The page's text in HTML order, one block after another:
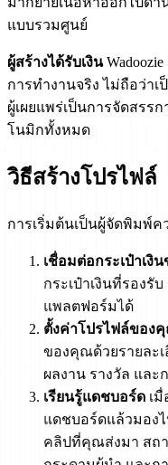
แบบรวมศูนย์
ผู้สร้างได้รับเงิน
การทำงานจริง ไม่ถือว่า
ผู้เผยแพร่เป็นการจัดสรร
โนมิกทั้งหมด
วิธีสร้างโปรไฟล์
การเริ่มต้นเป็นผู้จัดพิมพ์ค
เชื่อมต่อกระเป๋าเงิ
กระเป๋าเงินที่รองรั
แพลตฟอร์มได้
ตั้งค่าโปรไฟล์ของ
ของคุณด้วยรายละ
ผลงาน รางวัล แล
เรียนรู้แดชบอร์ด เ
แดชบอร์ดแล้วมอง
คลิปที่คุณส่งมา สถ